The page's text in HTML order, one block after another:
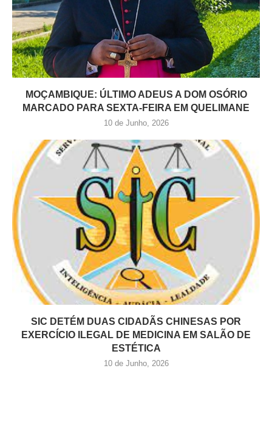
MOÇAMBIQUE: ÚLTIMO ADEUS A DOM OSÓRIO
MARCADO PARA SEXTA-FEIRA EM QUELIMANE
10 de Junho, 2026
SIC DETÉM DUAS CIDADÃS CHINESAS POR
EXERCÍCIO ILEGAL DE MEDICINA EM SALÃO DE
ESTÉTICA
10 de Junho, 2026